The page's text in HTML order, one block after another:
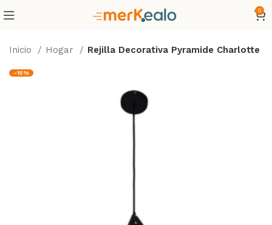
0
Inicio Hogar Rejilla Decorativa Pyramide Charlotte
-15%